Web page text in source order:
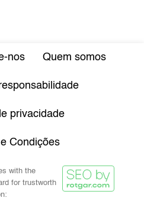
nos Quem somos
privacidade
Condições
with the
for trustworth